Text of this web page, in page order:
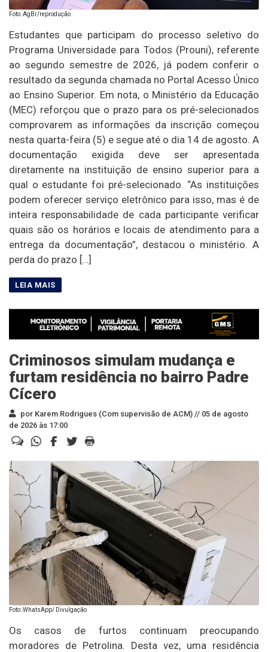
Foto: AgBr/reprodução
Estudantes que participam do processo seletivo do
Programa Universidade para Todos (Prouni), referente
ao segundo semestre de 2026, já podem conferir o
resultado da segunda chamada no Portal Acesso Único
ao Ensino Superior. Em nota, o Ministério da Educação
(MEC) reforçou que o prazo para os pré-selecionados
comprovarem as informações da inscrição começou
nesta quarta-feira (5) e segue até o dia 14 de agosto. A
documentação exigida deve ser apresentada
diretamente na instituição de ensino superior para a
qual o estudante foi pré-selecionado. “As instituições
podem oferecer serviço eletrônico para isso, mas é de
inteira responsabilidade de cada participante verificar
quais são os horários e locais de atendimento para a
entrega da documentação”, destacou o ministério. A
perda do prazo […]
Criminosos simulam mudança e
furtam residência no bairro Padre
Cícero
por Karem Rodrigues (Com supervisão de ACM) // 05 de agosto
de 2026 às 17:00
Foto: WhatsApp/ Divulgação
Os casos de furtos continuam preocupando
moradores de Petrolina. Desta vez, uma residência